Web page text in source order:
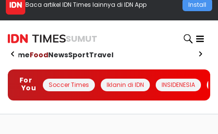
Baca artikel IDN Times lainnya di IDN App Install
SUMUT
HomeFoodNewsSportTravel
For
You
Soccer Times Iklanin di IDN INSIDENESIA